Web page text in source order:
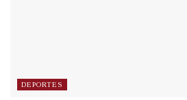
DEPORTES